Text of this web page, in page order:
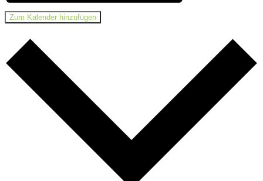
Zum Kalender hinzufügen